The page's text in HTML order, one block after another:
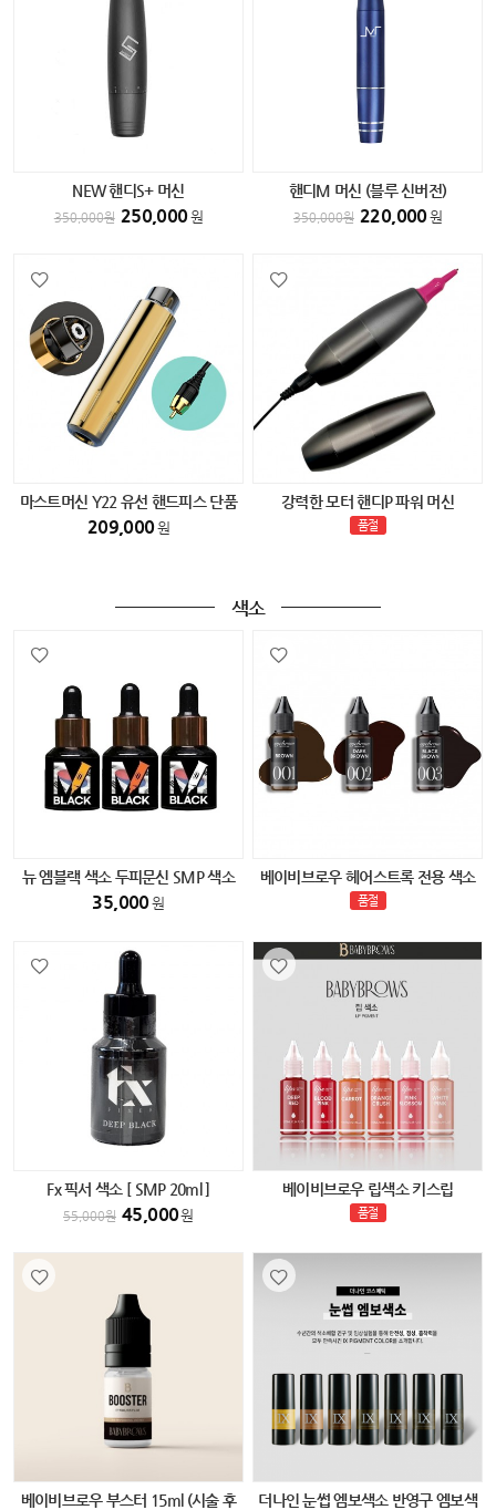
NEW 핸디S+ 머신
350,000원 250,000원
핸디M 머신 (블루 신버전)
350,000원 220,000원
마스트머신 Y22 유선 핸드피스 단품
209,000원
강력한 모터 핸디P 파워 머신
품절
색소
뉴 엠블랙 색소 두피문신 SMP 색소
(다크블랙) 15ml
35,000원
베이비브로우 헤어스트록 전용 색소
품절
Fx 픽서 색소 [ SMP 20ml ]
55,000원 45,000원
베이비브로우 립색소 키스립
품절
베이비브로우 부스터 15ml (시술 후
더나인 눈썹 엠보색소 반영구 엠보색